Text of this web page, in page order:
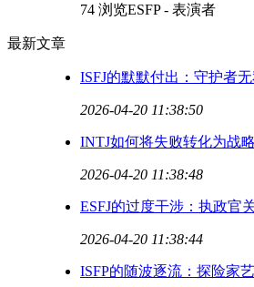
74 浏览ESFP - 表演者
最新文章
ISFJ的默默付出：守护者
2026-04-20 11:38:50
INTJ如何将失败转化为战
2026-04-20 11:38:48
ESFJ的过度干涉：执政官
2026-04-20 11:38:44
ISFP的随波逐流：探险家